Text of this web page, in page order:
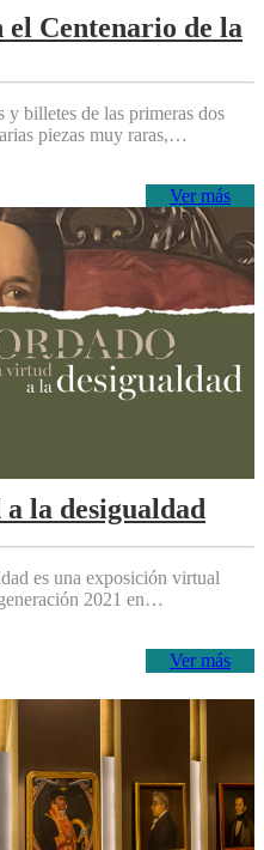
Centenario de la
y billetes de las primeras dos
piezas muy raras,…
Ver más
la desigualdad
es una exposición virtual
2021 en…
Ver más